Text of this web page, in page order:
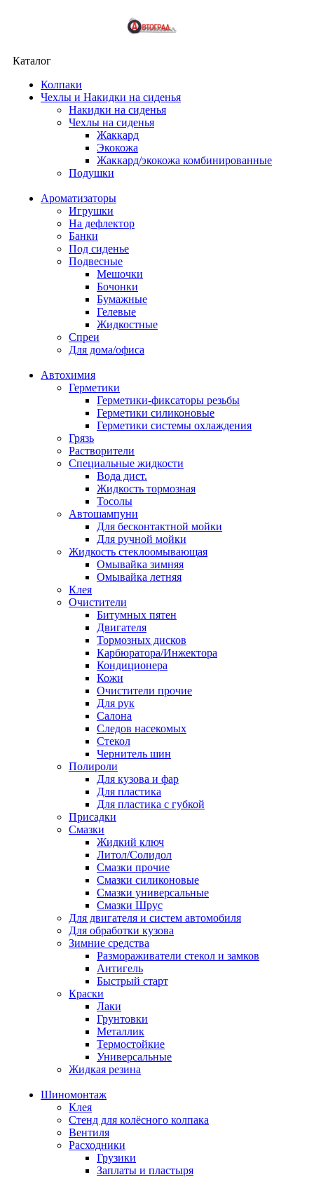
Каталог
Колпаки
Чехлы и Накидки на сиденья
Накидки на сиденья
Чехлы на сиденья
Жаккард
Экокожа
Жаккард/экокожа комбинированные
Подушки
Ароматизаторы
Игрушки
На дефлектор
Банки
Под сиденье
Подвесные
Мешочки
Бочонки
Бумажные
Гелевые
Жидкостные
Спреи
Для дома/офиса
Автохимия
Герметики
Герметики-фиксаторы резьбы
Герметики силиконовые
Герметики системы охлаждения
Грязь
Растворители
Специальные жидкости
Вода дист.
Жидкость тормозная
Тосолы
Автошампуни
Для бесконтактной мойки
Для ручной мойки
Жидкость стеклоомывающая
Омывайка зимняя
Омывайка летняя
Клея
Очистители
Битумных пятен
Двигателя
Тормозных дисков
Карбюратора/Инжектора
Кондиционера
Кожи
Очистители прочие
Для рук
Салона
Следов насекомых
Стекол
Чернитель шин
Полироли
Для кузова и фар
Для пластика
Для пластика с губкой
Присадки
Смазки
Жидкий ключ
Литол/Солидол
Смазки прочие
Смазки силиконовые
Смазки универсальные
Смазки Шрус
Для двигателя и систем автомобиля
Для обработки кузова
Зимние средства
Размораживатели стекол и замков
Антигель
Быстрый старт
Краски
Лаки
Грунтовки
Металлик
Термостойкие
Универсальные
Жидкая резина
Шиномонтаж
Клея
Стенд для колёсного колпака
Вентиля
Расходники
Грузики
Заплаты и пластыря